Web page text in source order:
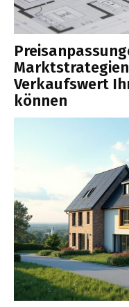
Verkaufswert
können